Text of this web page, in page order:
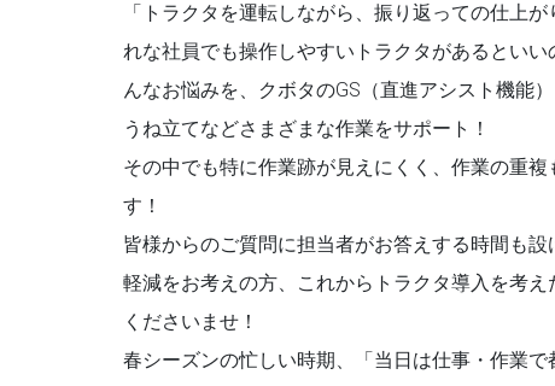
「トラクタを運転しながら、振り返っての仕上
れな社員でも操作しやすいトラクタがあるとい
んなお悩みを、クボタのGS（直進アシスト機能
うね立てなどさまざまな作業をサポート！
その中でも特に作業跡が見えにくく、作業の重
す！
皆様からのご質問に担当者がお答えする時間も
軽減をお考えの方、これからトラクタ導入を考
くださいませ！
春シーズンの忙しい時期、「当日は仕事・作業